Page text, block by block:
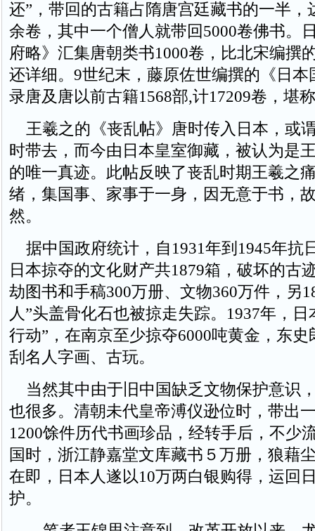
还”，带回的古籍占隋唐宫廷藏书的一半，
余卷，其中一个僧人就带回5000卷佛书。
府略》汇集唐朝类书1000卷，比北宋编撰
还详细。9世纪末，藤原佐世编撰的《日本
录唐及唐以前古籍1568部,计17209卷，堪
王羲之的《丧乱帖》唐时传入日本，或
时带去，而今由日本皇室御藏，被认为是
的唯一真迹。此帖反映了丧乱时期王羲之
绪，集国事、家事于一身，因无意于书，
然。
据中国政府统计，自1931年到1945年抗
日本掠夺的文化财产共1879箱，破坏的古
劫图书和手稿300万册、文物360万件，另
人”头盖骨化石也被掠走失踪。1937年，日
行动”，在南京至少掠夺6000吨黄金，东
刮名人字画、古玩。
当然其中由于旧中国缺乏文物保护意识
也很多。清朝未代皇帝溥仪逊位时，带出
1200馀件历代书画珍品，经转手后，不少
国时，浙江静嘉堂文库藏书５万册，狼藉
在即，日本人遂以10万两白银购得，运回
护。